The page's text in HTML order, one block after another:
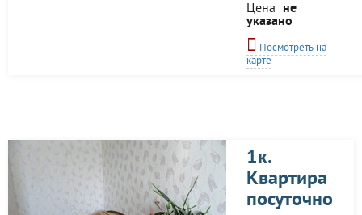
Цена не
указано
Посмотреть на
карте
1к.
Квартира
посуточно